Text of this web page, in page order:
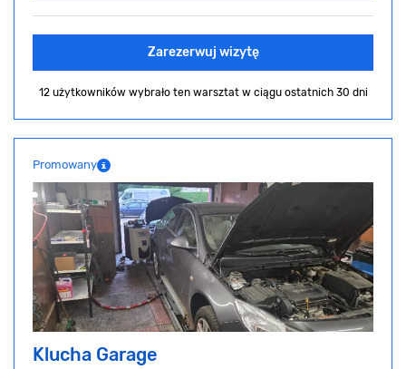
Zarezerwuj wizytę
12 użytkowników wybrało ten warsztat w ciągu ostatnich 30 dni
Promowany
Klucha Garage